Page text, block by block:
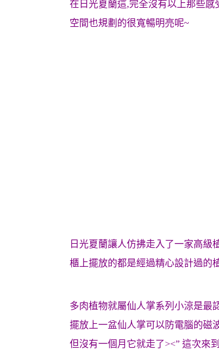
在日光夏蘭這,完全沒有以上那些感
空間也規劃的很寬暢明亮呢~
日光夏蘭讓人仿拂走入了一家高級
櫃上擺放的都是經過精心設計過的
多肉植物就屬仙人掌系列小涼是最
擺放上一盆仙人掌可以防電腦的磁
但沒有一個月它就走了><” 這次來